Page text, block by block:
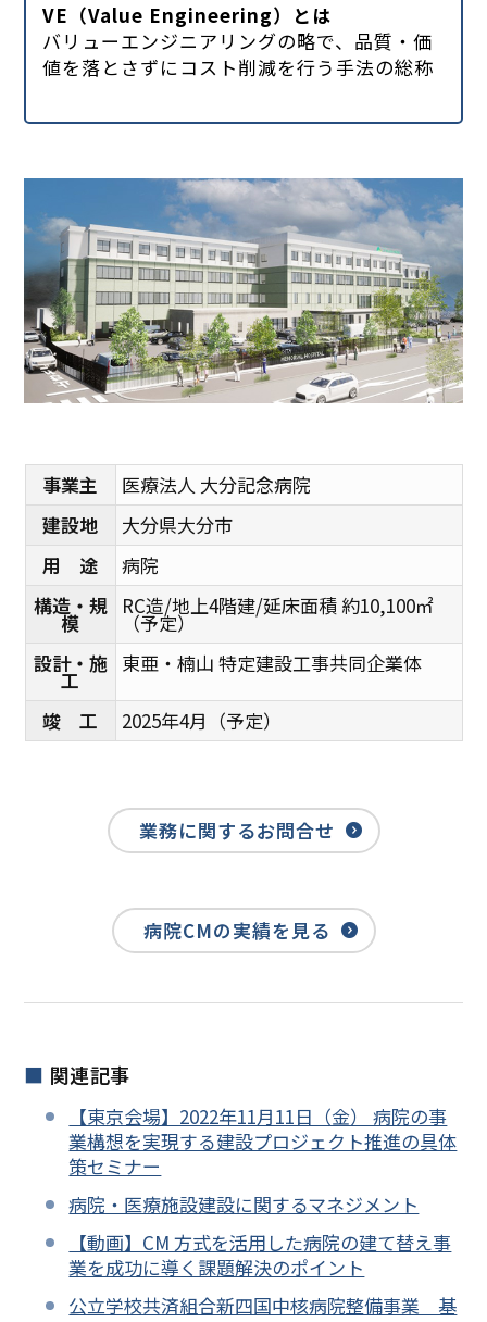
VE（Value Engineering）とは
バリューエンジニアリングの略で、品質・価
値を落とさずにコスト削減を行う手法の総称
事業主
医療法人 大分記念病院
建設地
大分県大分市
用 途
病院
構造・規
模
RC造/地上4階建/延床面積 約10,100㎡
（予定）
設計・施
工
東亜・楠山 特定建設工事共同企業体
竣 工 2025年4月（予定）
業務に関するお問合せ
病院CMの実績を見る
関連記事
【東京会場】2022年11月11日（金） 病院の事
業構想を実現する建設プロジェクト推進の具体
策セミナー
病院・医療施設建設に関するマネジメント
【動画】CM 方式を活用した病院の建て替え事
業を成功に導く課題解決のポイント
公立学校共済組合新四国中核病院整備事業 基